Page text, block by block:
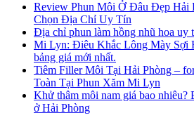
Review Phun Môi Ở Đâu Đẹp Hải
Chọn Địa Chỉ Uy Tín
Địa chỉ phun làm hồng nhũ hoa uy
Mi Lyn: Điêu Khắc Lông Mày Sợi
bảng giá mới nhất.
Tiêm Filler Môi Tại Hải Phòng –
Toàn Tại Phun Xăm Mi Lyn
Khử thâm môi nam giá bao nhiêu?
ở Hải Phòng